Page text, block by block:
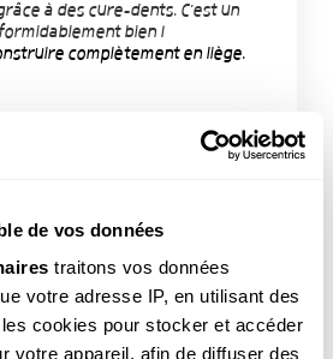
de vos données
traitons vos données
votre adresse IP, en utilisant des
cookies pour stocker et accéder
votre appareil, afin de diffuser des
à des cure-dents. C'est un
bien !
complètement en liège.